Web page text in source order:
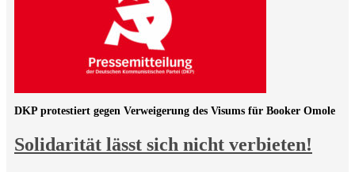
Solidarität lässt sich nicht verbieten!
DKP protestiert gegen Verweigerung des Visums für Booker Omole